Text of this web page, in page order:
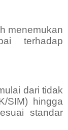
menemukan
terhadap
dari tidak
SIM) hingga
standar